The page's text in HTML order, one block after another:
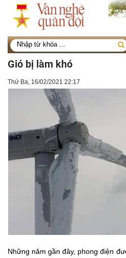
Gió bị làm khó
Thứ Ba, 16/02/2021 22:17
Những năm gần đây, phong điện